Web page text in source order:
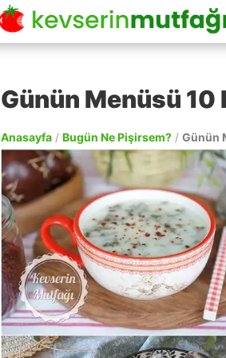
Günün Menüsü 10
Anasayfa / Bugün Ne Pişirsem? / Günün